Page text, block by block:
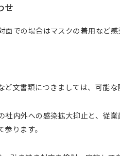
せ
での場合はマスクの着用など感
文書類につきましては、可能
社内外への感染拡大抑止と、従
ります。